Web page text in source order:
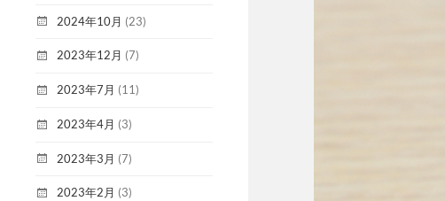
2024年10月 (23)
2023年12月 (7)
2023年7月 (11)
2023年4月 (3)
2023年3月 (7)
2023年2月 (3)